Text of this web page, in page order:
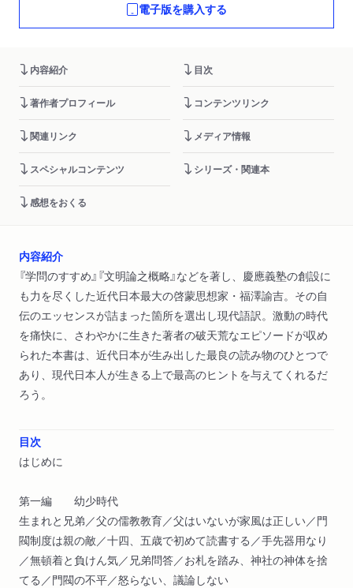
電子版を購入する
内容紹介 目次
著作者プロフィール コンテンツリンク
関連リンク メディア情報
スペシャルコンテンツ シリーズ・関連本
感想をおくる
内容紹介
『学問のすすめ』『文明論之概略』などを著し、慶應義塾の創設に
も力を尽くした近代日本最大の啓蒙思想家・福澤諭吉。その自
伝のエッセンスが詰まった箇所を選出し現代語訳。激動の時代
を痛快に、さわやかに生きた著者の破天荒なエピソードが収め
られた本書は、近代日本が生み出した最良の読み物のひとつで
あり、現代日本人が生きる上で最高のヒントを与えてくれるだ
ろう。
目次
はじめに
第一編 幼少時代
生まれと兄弟／父の儒教教育／父はいないが家風は正しい／門
閥制度は親の敵／十四、五歳で初めて読書する／手先器用なり
／無頓着と負けん気／兄弟問答／お札を踏み、神社の神体を捨
てる／門閥の不平／怒らない、議論しない